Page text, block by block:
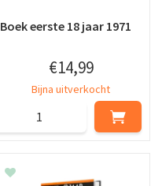
Boek eerste 18 jaar 1971
€14,99
Bijna uitverkocht